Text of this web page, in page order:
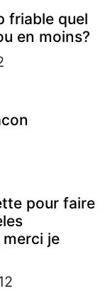
friable quel
en moins?
pour faire
merci je